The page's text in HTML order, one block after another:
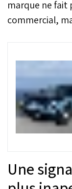
marque ne fait
commercial,
Une